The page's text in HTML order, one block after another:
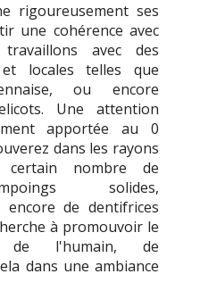
rigoureusement ses
une cohérence avec
avec des
locales telles que
ou encore
Une attention
apportée au 0
dans les rayons
nombre de
solides,
de dentifrices
à promouvoir le
l'humain, de
dans une ambiance